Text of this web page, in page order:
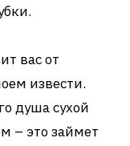
вас от
извести.
душа сухой
– это займет